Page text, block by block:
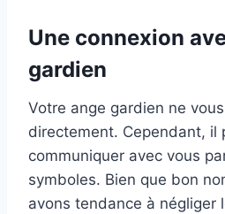
Une connexion
gardien
Votre ange gardien ne
directement. Cependant, il
communiquer avec vous
symboles. Bien que bon
avons tendance à négliger